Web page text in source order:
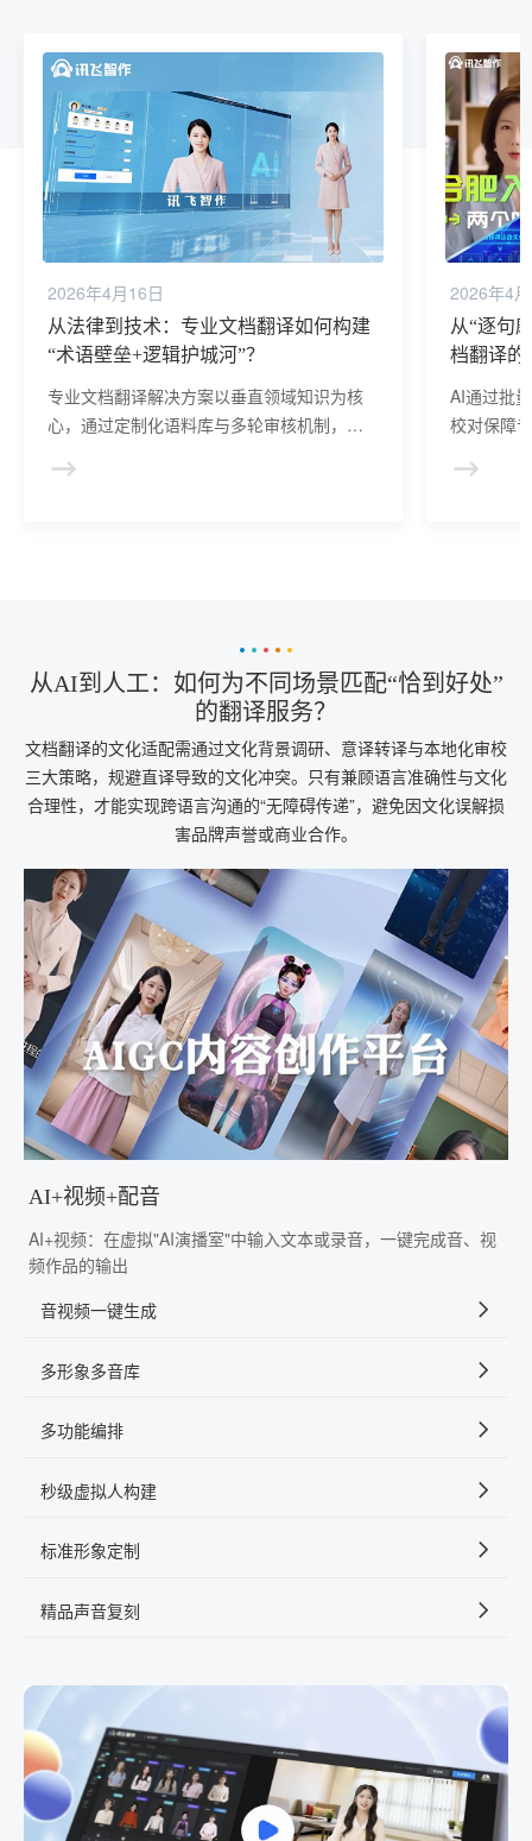
2026年4月16日
从法律到技术：专业文档翻译如何构建
“术语壁垒+逻辑护城河”？
专业文档翻译解决方案以垂直领域知识为核
心，通过定制化语料库与多轮审核机制，确
逻辑完整，帮助企业规避跨语言沟通风险，
2026年4
从“逐句
档翻译的
AI通过批
校对保障
不仅降低
从AI到人工：如何为不同场景匹配“恰到好处”
的翻译服务？
文档翻译的文化适配需通过文化背景调研、意译转译与本地化审校
三大策略，规避直译导致的文化冲突。只有兼顾语言准确性与文化
合理性，才能实现跨语言沟通的“无障碍传递”，避免因文化误解损
害品牌声誉或商业合作。
AI+视频+配音
AI+视频：在虚拟"AI演播室"中输入文本或录音，一键完成音、视
频作品的输出
音视频一键生成
多形象多音库
多功能编排
秒级虚拟人构建
标准形象定制
精品声音复刻